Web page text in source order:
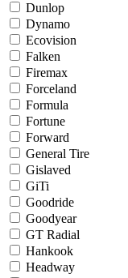
Dunlop
Dynamo
Ecovision
Falken
Firemax
Forceland
Formula
Fortune
Forward
General Tire
Gislaved
GiTi
Goodride
Goodyear
GT Radial
Hankook
Headway